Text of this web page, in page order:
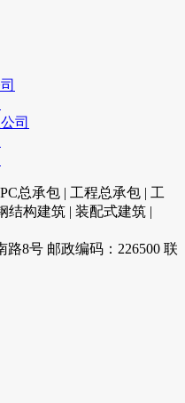
司
总承包 | 工程总承包 | 工
结构建筑 | 装配式建筑 |
8号 邮政编码：226500 联